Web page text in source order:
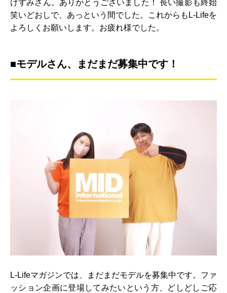
けずみさん。ありがとうございました！ 長い撮影も終始
笑いどおしで、あっという間でした。これからもL-Lifeを
よろしくお願いします。お疲れ様でした。
■モデルさん、まだまだ募集中です！
L-Lifeマガジンでは、まだまだモデルを募集中です。ファ
ッション企画に登場してみたいという方、どしどしご応